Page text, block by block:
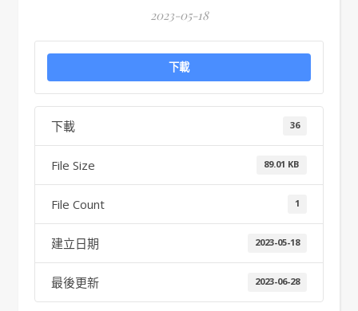
2023-05-18
下載
下載 36
File Size 89.01 KB
File Count 1
建立日期 2023-05-18
最後更新 2023-06-28